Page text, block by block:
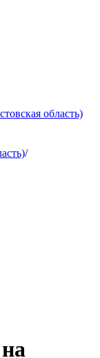
область)
/